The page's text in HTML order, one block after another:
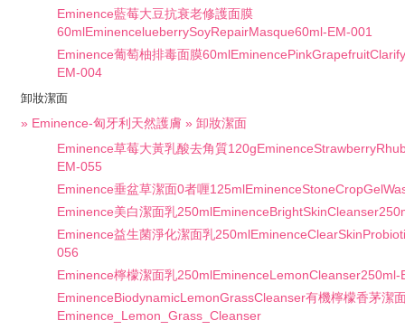
Eminence藍莓大豆抗衰老修護面膜
60mlEminencelueberrySoyRepairMasque60ml-EM-001
Eminence葡萄柚排毒面膜
EM-004
卸妝潔面
» Eminence-匈牙利天然護膚 » 卸妝潔面
Eminence草莓大黃乳酸去角質
EM-055
Eminence垂盆草潔面0者喱
Eminence美白潔面乳
Eminence益生菌淨化潔面乳
056
Eminence檸檬潔面乳250mlEminenceLemonCleanser250ml-
EminenceBiodynamicLemonGrassCleanser有機檸檬香茅潔
Eminence_Lemon_Grass_Cleanser